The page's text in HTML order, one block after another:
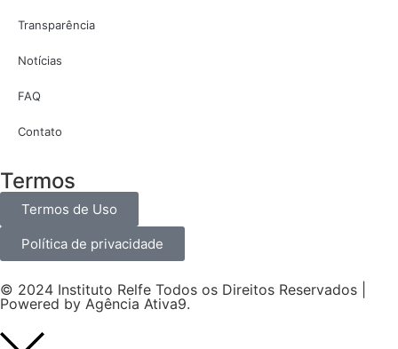
Transparência
Notícias
FAQ
Contato
Termos
Termos de Uso
Política de privacidade
© 2024 Instituto Relfe Todos os Direitos Reservados |
Powered by Agência Ativa9.